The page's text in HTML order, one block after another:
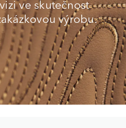
ve skutečnost
výrobu.